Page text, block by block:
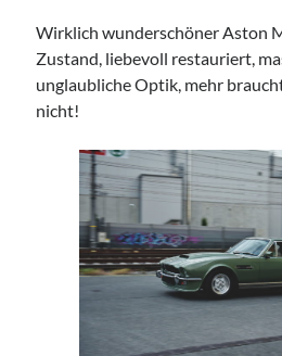
Camry Gen3
Imprint
Wirklich wunderschöner Aston
Zustand, liebevoll restauriert,
unglaubliche Optik, mehr
nicht!